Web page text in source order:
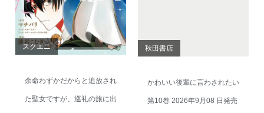
スクエニ
余命わずかだからと追放され
た聖女ですが、巡礼の旅に出
秋田書店
かわいい後輩に言わされたい
第10巻 2026年9月08 日発売